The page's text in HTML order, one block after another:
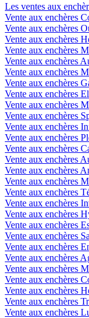
Les ventes aux
Vente aux enchères
Vente aux enchères
Vente aux enchères
Vente aux enchères
Vente aux enchères
Vente aux enchères
Vente aux enchères
Vente aux enchères
Vente aux enchères
Vente aux enchères
Vente aux enchères
Vente aux enchères
Vente aux enchères
Vente aux enchères
Vente aux enchères
Vente aux enchères
Vente aux enchères
Vente aux enchères
Vente aux enchères
Vente aux enchères
Vente aux enchères
Vente aux enchères
Vente aux enchères
Vente aux enchères
Vente aux enchères
Vente aux enchères
Vente aux enchères
Vente aux enchères